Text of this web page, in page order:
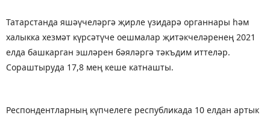
Татарстанда яшәүчеләргә җирле үзидарә органнары һәм
халыкка хезмәт күрсәтүче оешмалар җитәкчеләренең 2021
елда башкарган эшләрен бәяләргә тәкъдим иттеләр.
Сораштыруда 17,8 мең кеше катнашты.
Респондентларның күпчелеге республикада 10 елдан артык